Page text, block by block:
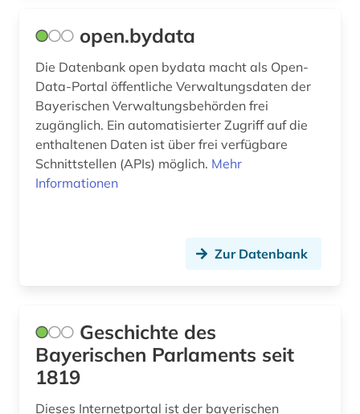
gesetz (1)
gesetzgebung (1)
grab (1)
gymnasium (1)
klima (1)
kommentar (3)
open.bydata
Die Datenbank open bydata macht als Open-
Data-Portal öffentliche Verwaltungsdaten der
Bayerischen Verwaltungsbehörden frei
zugänglich. Ein automatisierter Zugriff auf die
enthaltenen Daten ist über frei verfügbare
Schnittstellen (APIs) möglich. Mehr
Informationen
Zur Datenbank
Geschichte des
Bayerischen Parlaments seit
1819
Dieses Internetportal ist der bayerischen